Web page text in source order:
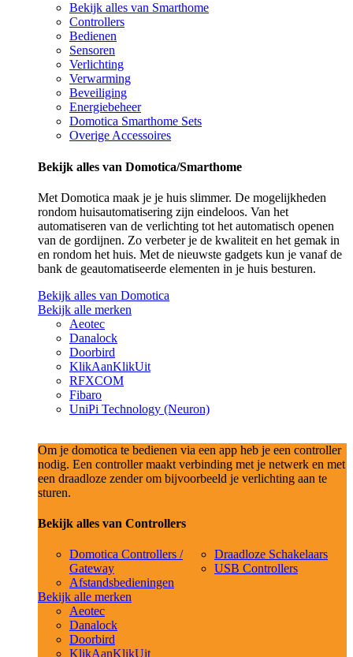
Bekijk alles van Smarthome
Controllers
Bedienen
Sensoren
Verlichting
Verwarming
Beveiliging
Energiebeheer
Domotica Smarthome Sets
Overige Accessoires
Bekijk alles van Domotica/Smarthome
Met Domotica maak je je huis slimmer. De mogelijkheden
rondom huisautomatisering zijn eindeloos. Van het
automatiseren van de verlichting tot het automatisch openen
van de gordijnen. Zo verbeter je de kwaliteit en het gemak in
en rondom het huis. Met de nieuwste gadgets kun je vanaf de
bank de geautomatiseerde elementen in je huis besturen.
Bekijk alles van Domotica
Bekijk alle merken
Aeotec
Danalock
Doorbird
KlikAanKlikUit
RFXCOM
Fibaro
UniPi Technology (Neuron)
Om je domotica te bedienen via een app heb je een controller
nodig. Een controller maakt verbinding met je netwerk en met
een draadloze zender om bijvoorbeeld je verlichting aan te
sturen.
Bekijk alles van Controllers
Domotica Controllers /
Gateway
Afstandsbedieningen
Draadloze Schakelaars
USB Controllers
Bekijk alle merken
Aeotec
Danalock
Doorbird
KlikAanKlikUit